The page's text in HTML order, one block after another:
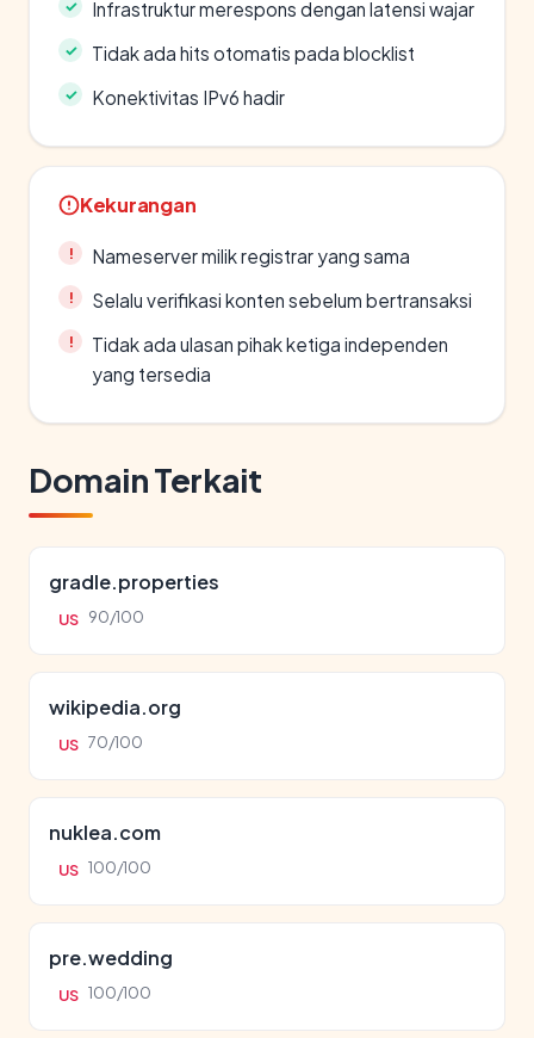
Infrastruktur merespons dengan latensi wajar
Tidak ada hits otomatis pada blocklist
Konektivitas IPv6 hadir
Kekurangan
Nameserver milik registrar yang sama
Selalu verifikasi konten sebelum bertransaksi
Tidak ada ulasan pihak ketiga independen
yang tersedia
Domain Terkait
gradle.properties
US 90/100
wikipedia.org
US 70/100
nuklea.com
US 100/100
pre.wedding
US 100/100